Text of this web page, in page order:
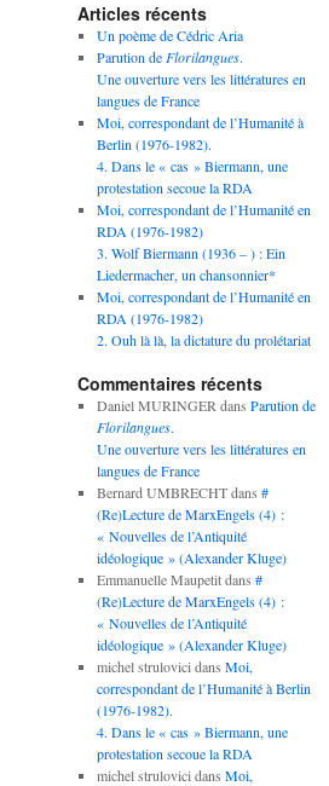
Articles récents
Un poème de Cédric Aria
Parution de Florilangues.
Une ouverture vers les littératures en
langues de France
Moi, correspondant de l’Humanité à
Berlin (1976-1982).
4. Dans le « cas » Biermann, une
protestation secoue la RDA
Moi, correspondant de l’Humanité en
RDA (1976-1982)
3. Wolf Biermann (1936 – ) : Ein
Liedermacher, un chansonnier*
Moi, correspondant de l’Humanité en
RDA (1976-1982)
2. Ouh là là, la dictature du prolétariat
Commentaires récents
Daniel MURINGER dans Parution de
Florilangues.
Une ouverture vers les littératures en
langues de France
Bernard UMBRECHTdans #
(Re)Lecture de MarxEngels (4) :
« Nouvelles de l’Antiquité
idéologique » (Alexander Kluge)
Emmanuelle Maupetitdans #
(Re)Lecture de MarxEngels (4) :
« Nouvelles de l’Antiquité
idéologique » (Alexander Kluge)
michel strulovici dans Moi,
correspondant de l’Humanité à Berlin
(1976-1982).
4. Dans le « cas » Biermann, une
protestation secoue la RDA
michel strulovici dans Moi,